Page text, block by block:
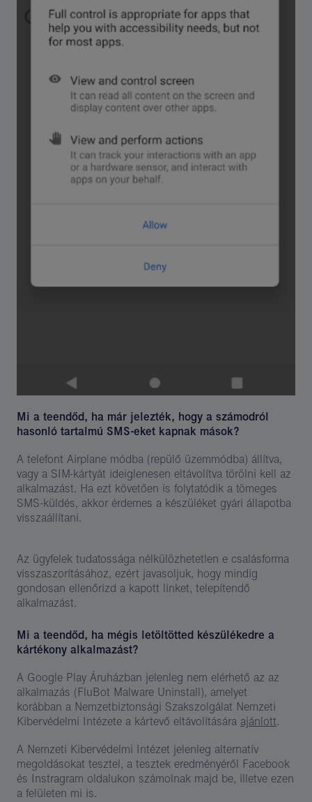
Mi a teendőd, ha már jelezték, hogy a számodról
hasonló tartalmú SMS-eket kapnak mások?
A telefont Airplane módba (repülő üzemmódba) állítva,
vagy a SIM-kártyát ideiglenesen eltávolítva törölni kell az
alkalmazást. Ha ezt követően is folytatódik a tömeges
SMS-küldés, akkor érdemes a készüléket gyári állapotba
visszaállítani.
Az ügyfelek tudatossága nélkülözhetetlen e csalásforma
visszaszorításához, ezért javasoljuk, hogy mindig
gondosan ellenőrizd a kapott linket, telepítendő
alkalmazást.
Mi a teendőd, ha mégis letöltötted készülékedre a
kártékony alkalmazást?
A Google Play Áruházban jelenleg nem elérhető az az
alkalmazás (FluBot Malware Uninstall), amelyet
korábban a Nemzetbiztonsági Szakszolgálat Nemzeti
Kibervédelmi Intézete a kártevő eltávolítására ajánlott.
A Nemzeti Kibervédelmi Intézet jelenleg alternatív
megoldásokat tesztel, a tesztek eredményéről Facebook
és Instragram oldalukon számolnak majd be, illetve ezen
a felületen mi is.